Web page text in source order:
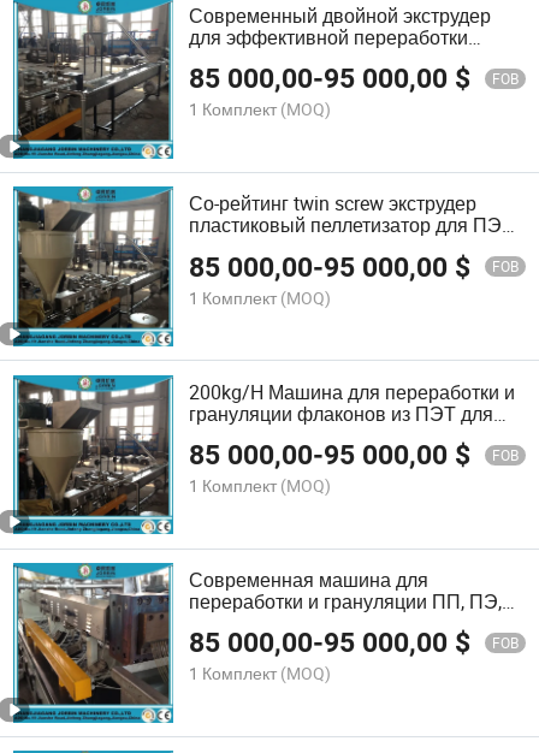
Современный двойной экструдер
для эффективной переработки
пластиковых отходов из ПЭТ, ПП и
ПЭ бутылок
85 000,00-95 000,00 $ FOB
1 Комплект (MOQ)
Со-рейтинг twin screw экструдер
пластиковый пеллетизатор для ПЭТ-
85 000,00-95 000,00 $ FOB
1 Комплект (MOQ)
200kg/H Машина для переработки и
грануляции флаконов из ПЭТ для
эффективного производства пеллет
85 000,00-95 000,00 $ FOB
1 Комплект (MOQ)
Современная машина для
переработки и грануляции ПП, ПЭ,
ПЭТ, ПВХ, АБС для эффективного
гранулирования
85 000,00-95 000,00 $ FOB
1 Комплект (MOQ)